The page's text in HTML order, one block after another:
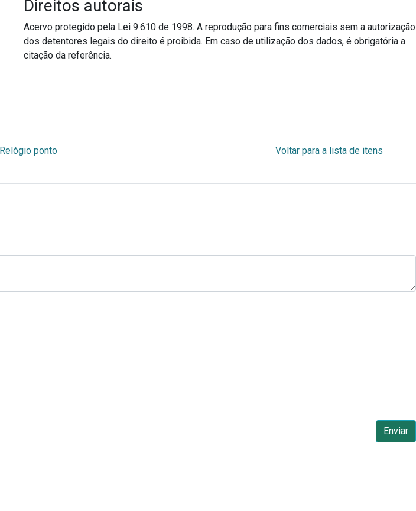
Direitos autorais
Acervo protegido pela Lei 9.610 de 1998. A reprodução para fins comerciais sem a autorização
dos detentores legais do direito é proibida. Em caso de utilização dos dados, é obrigatória a
citação da referência.
Relógio ponto Voltar para a lista de itens